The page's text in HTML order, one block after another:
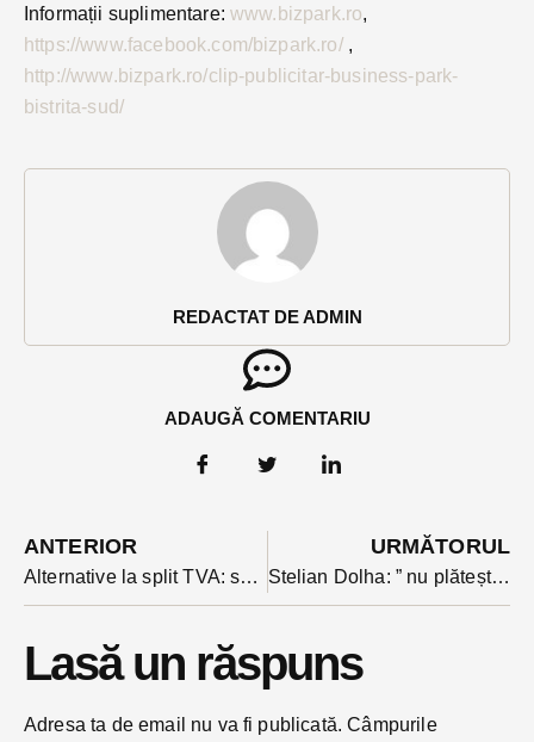
REDACTAT DE ADMIN
ADAUGĂ COMENTARIU
Informații suplimentare:www.bizpark.ro,
https://www.facebook.com/bizpark.ro/,
http://www.bizpark.ro/clip-publicitar-business-park-
bistrita-sud/
ANTERIOR
Alternative la split TVA: să-l aplice doar cei care nu-și plătesc obligațiile la fisc
URMĂTORUL
Stelian Dolha: ” nu plătește nimeni pentru că Bistrița a intrat pe harta neagră a conflictelor interetnice?”
Lasă un răspuns
Adresa ta de email nu va fi publicată. Câmpurile